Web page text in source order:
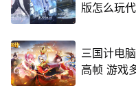
版怎么玩
三国计电
高帧 游戏